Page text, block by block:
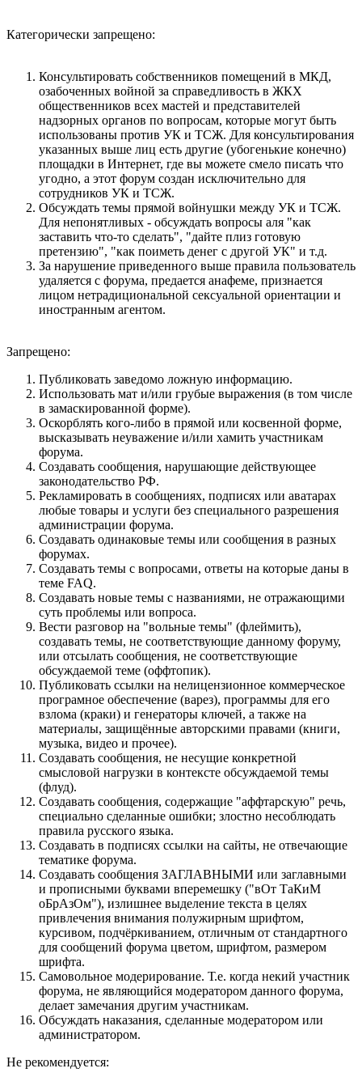
Категорически запрещено:
Консультировать собственников помещений в МКД,
озабоченных войной за справедливость в ЖКХ
общественников всех мастей и представителей
надзорных органов по вопросам, которые могут быть
использованы против УК и ТСЖ. Для консультирования
указанных выше лиц есть другие (убогенькие конечно)
площадки в Интернет, где вы можете смело писать что
угодно, а этот форум создан исключительно для
сотрудников УК и ТСЖ.
Обсуждать темы прямой войнушки между УК и ТСЖ.
Для непонятливых - обсуждать вопросы аля "как
заставить что-то сделать", "дайте плиз готовую
претензию", "как поиметь денег с другой УК" и т.д.
За нарушение приведенного выше правила пользователь
удаляется с форума, предается анафеме, признается
лицом нетрадициональной сексуальной ориентации и
иностранным агентом.
Запрещено:
Публиковать заведомо ложнyю инфоpмацию.
Использовать мат и/или грубые выражения (в том числе
в замаскированной форме).
Оскорблять кого-либо в прямой или косвенной форме,
высказывать неуважение и/или хамить участникам
форума.
Создавать сообщения, наpyшающие действyющее
законодательство РФ.
Рекламировать в сообщениях, подписях или аватарах
любые товары и услуги без специального разрешения
администрации форума.
Создавать одинаковые темы или сообщения в разных
форумах.
Создавать темы с вопросами, ответы на которые даны в
теме FAQ.
Создавать новые темы с названиями, не отражающими
суть проблемы или вопроса.
Вести разговор на "вольные темы" (флеймить),
создавать темы, не соответствующие данному форуму,
или отсылать сообщения, не соответствующие
обсуждаемой теме (оффтопик).
Публиковать ссылки на нелицензионное коммерческое
програмное обеспечение (варез), программы для его
взлома (краки) и генераторы ключей, а также на
материалы, защищённые авторскими правами (книги,
музыка, видео и прочее).
Создавать сообщения, не несущие конкретной
смысловой нагрузки в контексте обсуждаемой темы
(флуд).
Создавать сообщения, содержащие "аффтарскую" речь,
специально сделанные ошибки; злостно несоблюдать
правила русского языка.
Создавать в подписях ссылки на сайты, не отвечающие
тематике форума.
Cоздавать сообщения ЗАГЛАВНЫМИ или заглавными
и прописными буквами вперемешку ("вОт ТаКиМ
оБрАзОм"), излишнее выделение текста в целях
привлечения внимания полужирным шрифтом,
курсивом, подчёркиванием, отличным от стандартного
для сообщений форума цветом, шрифтом, размером
шрифта.
Самовольное модерирование. Т.е. когда некий участник
форума, не являющийся модератором данного форума,
делает замечания другим участникам.
Обсуждать наказания, сделанные модератором или
администратором.
Не рекомендуется: